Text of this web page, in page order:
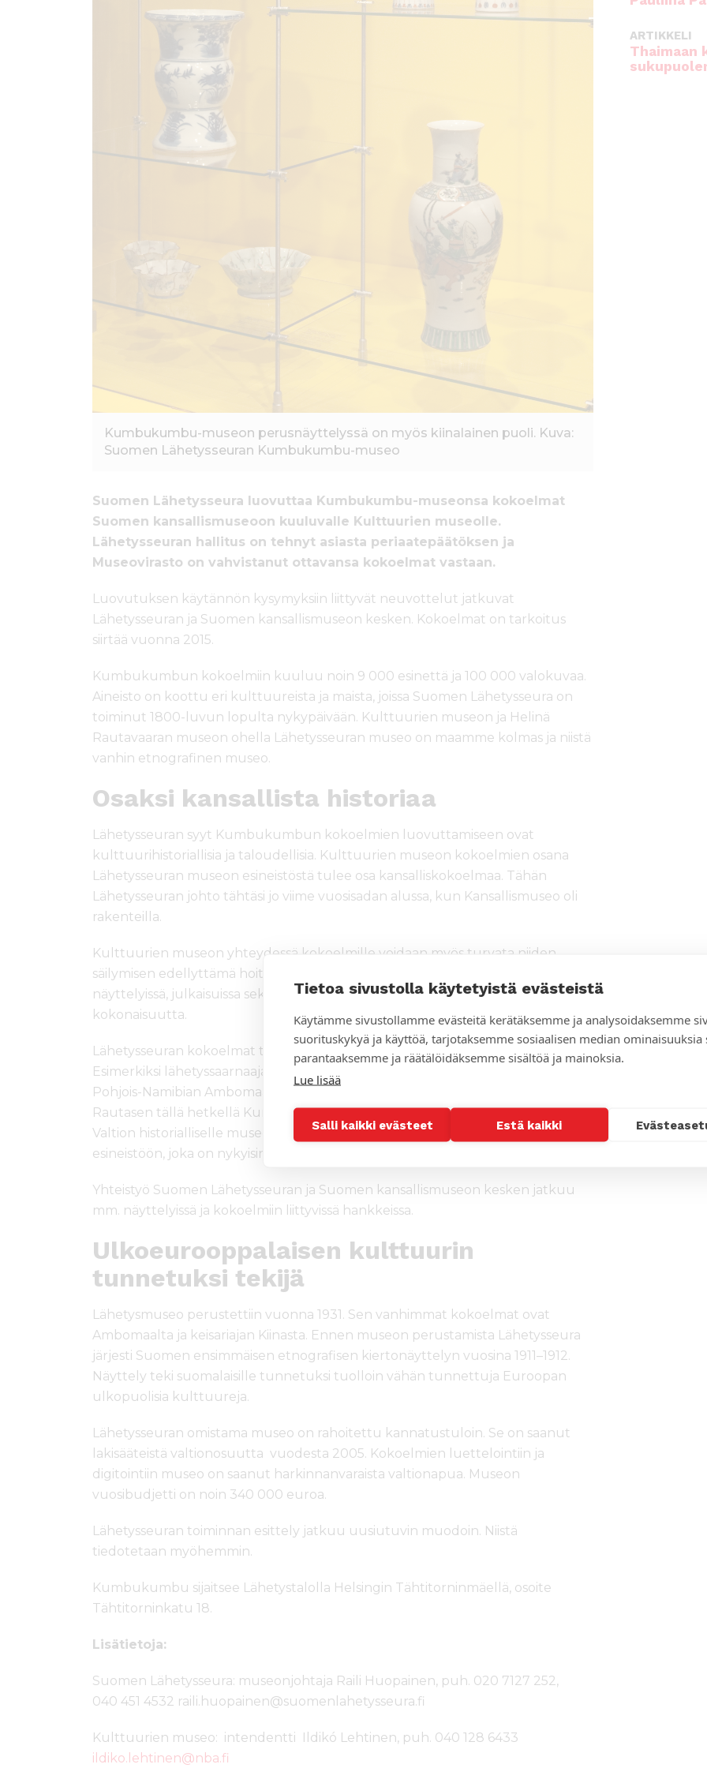
Tietoa sivustolla käytetyistä evästeistä
Käytämme sivustollamme evästeitä kerätäksemme ja analysoidaksemme
suorituskykyä ja käyttöä, tarjotaksemme sosiaalisen median ominaisuuksia
parantaaksemme ja räätälöidäksemme sisältöä ja mainoksia.
Lue lisää
Salli kaikki evästeet Estä kaikki
Kumbukumbu-museon perusnäyttelyssä on myös kiinalainen puoli. Kuva:
Suomen Lähetysseuran Kumbukumbu-museo
Suomen Lähetysseura luovuttaa Kumbukumbu-museonsa kokoelmat
Suomen kansallismuseoon kuuluvalle Kulttuurien museolle.
Lähetysseuran hallitus on tehnyt asiasta periaatepäätöksen ja
Museovirasto on vahvistanut ottavansa kokoelmat vastaan.
Luovutuksen käytännön kysymyksiin liittyvät neuvottelut jatkuvat
Lähetysseuran ja Suomen kansallismuseon kesken. Kokoelmat on tarkoitus
siirtää vuonna 2015.
Kumbukumbun kokoelmiin kuuluu noin 9 000 esinettä ja 100 000 valokuvaa.
Aineisto on koottu eri kulttuureista ja maista, joissa Suomen Lähetysseura on
toiminut 1800-luvun lopulta nykypäivään. Kulttuurien museon ja Helinä
Rautavaaran museon ohella Lähetysseuran museo on maamme kolmas ja niistä
vanhin etnografinen museo.
Osaksi kansallista historiaa
Lähetysseuran syyt Kumbukumbun kokoelmien luovuttamiseen ovat
kulttuurihistoriallisia ja taloudellisia. Kulttuurien museon kokoelmien osana
Lähetysseuran museon esineistöstä tulee osa kansalliskokoelmaa. Tähän
Lähetysseuran johto tähtäsi jo viime vuosisadan alussa, kun Kansallismuseo oli
rakenteilla.
Kulttuurien museon yhteydessä kokoelmille voidaan myös turvata niiden
säilymisen edellyttämä hoito ja säilytys. Myös kokoelmien käyttö ja näkyvyys
näyttelyissä, julkaisuissa sekä tutkimuksessa kasvavat osana suurempaa
kokonaisuutta.
Lähetysseuran kokoelmat täydentävät Kulttuurien museon kokoelmia.
Esimerkiksi lähetyssaarnaaja Martti Rautasen kulttuurihistoriallinen keruutyö
Pohjois-Namibian Ambomaalla yhdistyy harvinaislaatuiseksi kokoelmaksi, kun
Rautasen tällä hetkellä Kumbukumbussa oleva esineistö yhdistetään hänen
Valtion historialliselle museolle vuonna 1893 luovuttamaansa ondongalaiseen
esineistöön, joka on nykyisin osa Kulttuurien museon kokoelmaa.
Yhteistyö Suomen Lähetysseuran ja Suomen kansallismuseon kesken jatkuu
mm. näyttelyissä ja kokoelmiin liittyvissä hankkeissa.
Ulkoeurooppalaisen kulttuurin
tunnetuksi tekijä
Lähetysmuseo perustettiin vuonna 1931. Sen vanhimmat kokoelmat ovat
Ambomaalta ja keisariajan Kiinasta. Ennen museon perustamista Lähetysseura
järjesti Suomen ensimmäisen etnografisen kiertonäyttelyn vuosina 1911–1912.
Näyttely teki suomalaisille tunnetuksi tuolloin vähän tunnettuja Euroopan
ulkopuolisia kulttuureja.
Lähetysseuran omistama museo on rahoitettu kannatustuloin. Se on saanut
lakisääteistä valtionosuutta vuodesta 2005. Kokoelmien luettelointiin ja
digitointiin museo on saanut harkinnanvaraista valtionapua. Museon
vuosibudjetti on noin 340 000 euroa.
Lähetysseuran toiminnan esittely jatkuu uusiutuvin muodoin. Niistä
tiedotetaan myöhemmin.
Kumbukumbu sijaitsee Lähetystalolla Helsingin Tähtitorninmäellä, osoite
Tähtitorninkatu 18.
Lisätietoja:
Suomen Lähetysseura: museonjohtaja Raili Huopainen, puh. 020 7127 252,
040 451 4532 raili.huopainen@suomenlahetysseura.fi
Kulttuurien museo: intendentti Ildikó Lehtinen, puh. 040 128 6433
ildiko.lehtinen@nba.fi
ARTIKKELI
Thaimaan